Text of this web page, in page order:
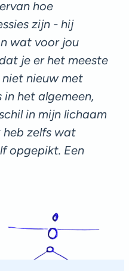
hoe
zijn - hij
wat voor jou
je er het meeste
nieuw met
het algemeen,
in mijn lichaam
heb zelfs wat
opgepikt. Een